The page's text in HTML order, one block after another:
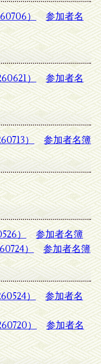
）
参加者名
）
参加者名
） 参加者名簿
）
参加者名簿
）
参加者名簿
）
参加者名
）
参加者名